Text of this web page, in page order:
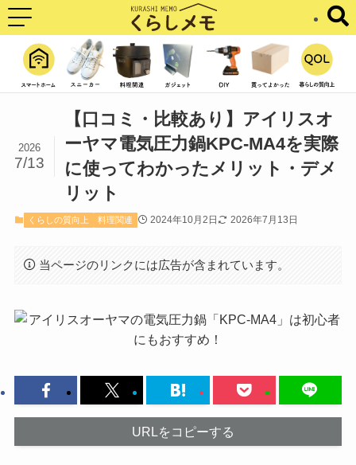
【口コミ・比較あり】アイリスオ
ーヤマ電気圧力鍋KPC-MA4を実際
に使ってわかったメリット・デメ
リット
2026
7/13
くらしの質向上 料理関連 2024年10月2日 2026年7月13日
当ページのリンクには広告が含まれています。
URLをコピーする